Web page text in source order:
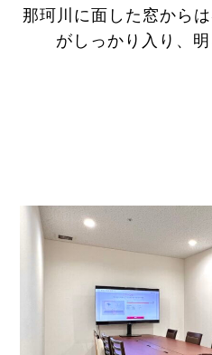
那珂川に面した窓から
がしっかり入り、